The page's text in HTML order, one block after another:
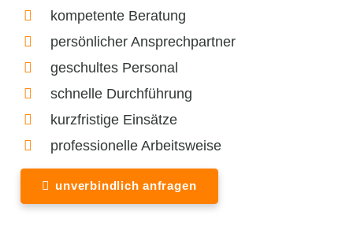
kompetente Beratung
persönlicher Ansprechpartner
geschultes Personal
schnelle Durchführung
kurzfristige Einsätze
professionelle Arbeitsweise
unverbindlich anfragen